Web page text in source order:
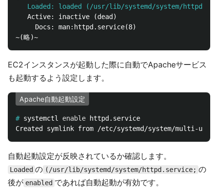
Loaded: loaded (/usr/lib/systemd/system/
   Active: inactive (dead)
     Docs: man:httpd.service(8)
EC2インスタンスが起動した際に自動でApacheサービス
も起動するよう設定します。
Apache自動起動設定
# systemctl enable
自動起動設定が反映されているか確認します。
Loaded の (/usr/lib/systemd/system/httpd.service; の
後が enabled であれば自動起動が有効です。